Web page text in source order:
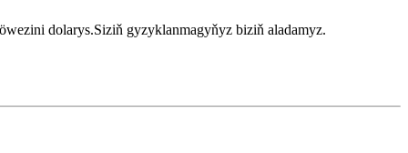
dolarys.Siziň gyzyklanmagyňyz biziň aladamyz.